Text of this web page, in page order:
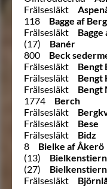
Frälsesläkt
118
Bagge af
Frälsesläkt
(17)
Banér
800
Beck
Frälsesläkt
Bengt
Frälsesläkt
Bengt
Frälsesläkt
Bengt
1774
Berch
Frälsesläkt
Frälsesläkt
Bese
Frälsesläkt
Bidz
8
Bielke af Åkerö
(13)
(27)
Frälsesläkt